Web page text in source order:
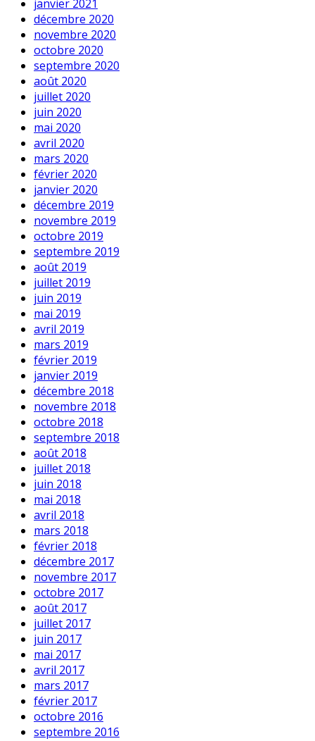
janvier 2021
décembre 2020
novembre 2020
octobre 2020
septembre 2020
août 2020
juillet 2020
juin 2020
mai 2020
avril 2020
mars 2020
février 2020
janvier 2020
décembre 2019
novembre 2019
octobre 2019
septembre 2019
août 2019
juillet 2019
juin 2019
mai 2019
avril 2019
mars 2019
février 2019
janvier 2019
décembre 2018
novembre 2018
octobre 2018
septembre 2018
août 2018
juillet 2018
juin 2018
mai 2018
avril 2018
mars 2018
février 2018
décembre 2017
novembre 2017
octobre 2017
août 2017
juillet 2017
juin 2017
mai 2017
avril 2017
mars 2017
février 2017
octobre 2016
septembre 2016